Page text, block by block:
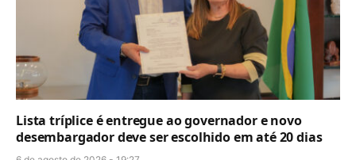
Lista tríplice é entregue ao governador e novo
desembargador deve ser escolhido em até 20 dias